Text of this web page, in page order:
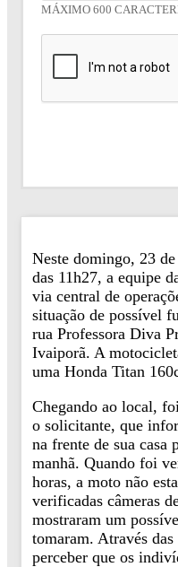
MÁXIMO 600
Neste domingo, 23
das 11h27, a equipe
via central de
situação de possível
rua Professora Diva
Ivaiporã. A
uma Honda Titan
Chegando ao local,
o solicitante, que
na frente de sua casa
manhã. Quando foi
horas, a moto não
verificadas câmeras
mostraram um
tomaram. Através
perceber que os